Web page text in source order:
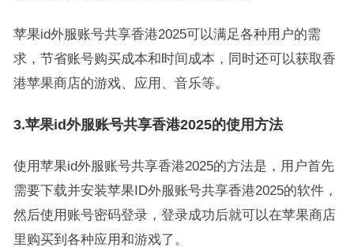
苹果id外服账号共享香港2025可以满足各种用户的需
求，节省账号购买成本和时间成本，同时还可以获取香
港苹果商店的游戏、应用、音乐等。
3.苹果id外服账号共享香港2025的使用方法
使用苹果id外服账号共享香港2025的方法是，用户首先
需要下载并安装苹果ID外服账号共享香港2025的软件，
然后使用账号密码登录，登录成功后就可以在苹果商店
里购买到各种应用和游戏了。